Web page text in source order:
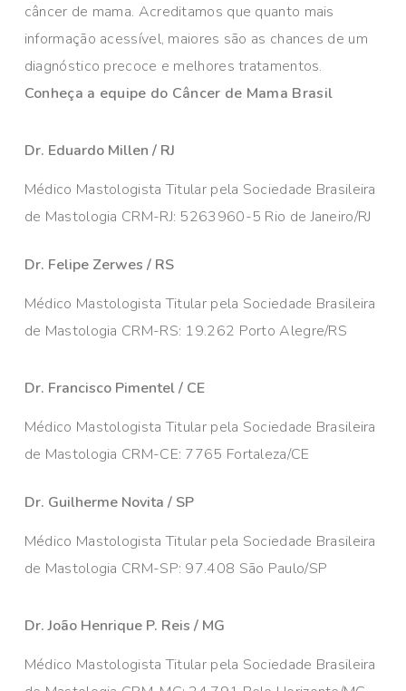
câncer de mama. Acreditamos que quanto mais
informação acessível, maiores são as chances de um
diagnóstico precoce e melhores tratamentos.
Conheça a equipe do Câncer de Mama Brasil
Dr. Eduardo Millen / RJ
Médico Mastologista Titular pela Sociedade Brasileira
de Mastologia CRM-RJ: 5263960-5 Rio de Janeiro/RJ
Dr. Felipe Zerwes / RS
Médico Mastologista Titular pela Sociedade Brasileira
de Mastologia CRM-RS: 19.262 Porto Alegre/RS
Dr. Francisco Pimentel / CE
Médico Mastologista Titular pela Sociedade Brasileira
de Mastologia CRM-CE: 7765 Fortaleza/CE
Dr. Guilherme Novita / SP
Médico Mastologista Titular pela Sociedade Brasileira
de Mastologia CRM-SP: 97.408 São Paulo/SP
Dr. João Henrique P. Reis / MG
Médico Mastologista Titular pela Sociedade Brasileira